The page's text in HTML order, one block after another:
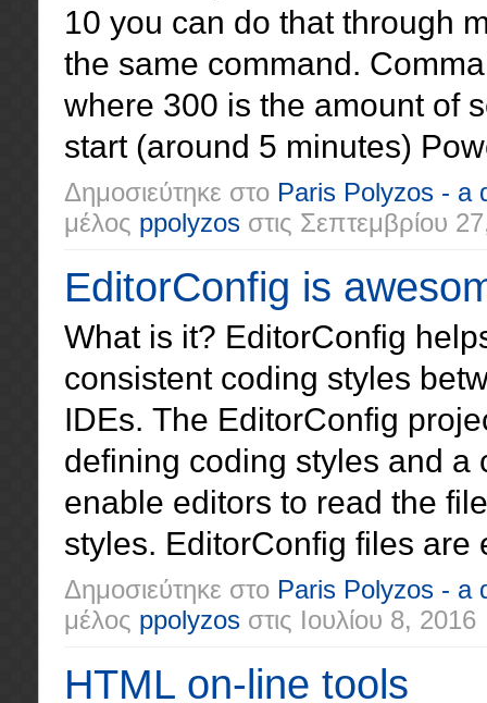
10 you can do that through
the same command.
where 300 is the amount of
start (around 5 minutes)
Δημοσιεύτηκε στο Paris Polyzos - a
μέλος ppolyzos στις Σεπτεμβρίου
EditorConfig is
What is it? EditorConfig
consistent coding styles
IDEs. The EditorConfig
defining coding styles and a
enable editors to read the
styles. EditorConfig files are
Δημοσιεύτηκε στο Paris Polyzos - a
μέλος ppolyzos στις Ιουλίου 8, 2016
HTML on-line tools